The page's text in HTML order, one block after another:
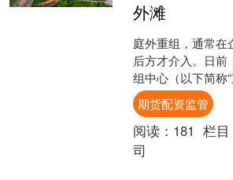
外滩
庭外重组，通常在
后方才介入。日
组中心（以下简称
起科创企业服务案
——在银企续贷协
期货配资监管
阅读： 181 栏目
司